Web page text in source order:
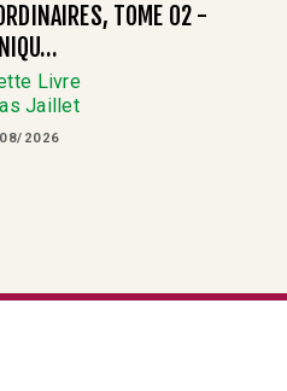
TOME 02 -
Livre
Jaillet
2026